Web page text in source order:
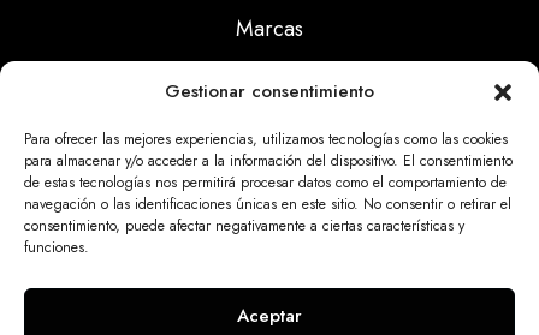
Gestionar consentimiento
Para ofrecer las mejores experiencias, utilizamos tecnologías como las cookies
para almacenar y/o acceder a la información del dispositivo. El consentimiento
de estas tecnologías nos permitirá procesar datos como el comportamiento de
navegación o las identificaciones únicas en este sitio. No consentir o retirar el
consentimiento, puede afectar negativamente a ciertas características y
funciones.
Aceptar
Marcas
Noticias
Aviso Legal
Politicas Cookies